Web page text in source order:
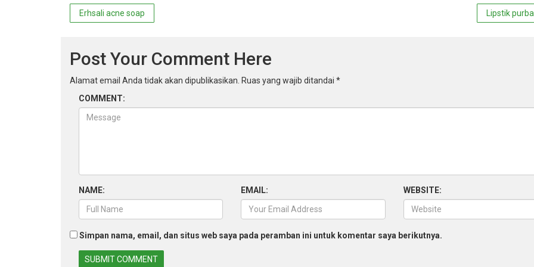
Navigasi
Lipstik
Erhsali acne soap
Post Your Comment Here
Alamat email Anda tidak akan dipublikasikan. Ruas yang wajib ditandai *
COMMENT:
NAME: EMAIL: WEBSITE:
Simpan nama, email, dan situs web saya pada peramban ini untuk komentar saya berikutnya.